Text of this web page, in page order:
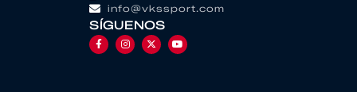
info@vkssport.com
SÍGUENOS